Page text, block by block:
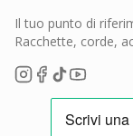
Il tuo punto di
Racchette, corde,